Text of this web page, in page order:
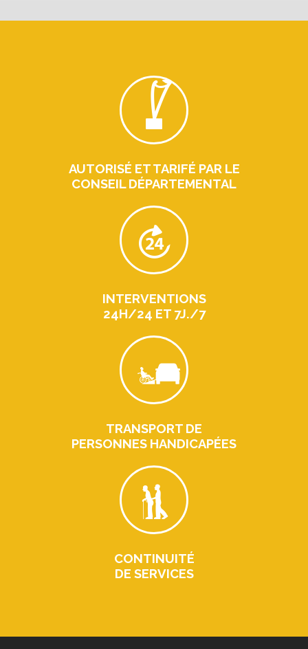
AUTORISÉ ET TARIFÉ PAR LE
CONSEIL DÉPARTEMENTAL
INTERVENTIONS
24H/24 ET 7J./7
TRANSPORT DE
PERSONNES HANDICAPÉES
CONTINUITÉ
DE SERVICES